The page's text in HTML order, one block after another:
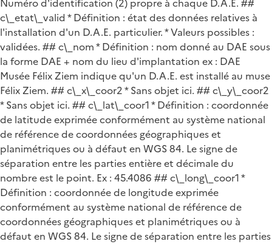
c\_etat\_valid * Définition : état des données relatives à
l'installation d'un D.A.E. particulier. * Valeurs possibles :
validées. ## c\_nom * Définition : nom donné au DAE sous
la forme DAE + nom du lieu d'implantation ex : DAE
Musée Félix Ziem indique qu'un D.A.E. est installé au muse
Félix Ziem. ## c\_x\_coor2 * Sans objet ici. ## c\_y\_coor2
* Sans objet ici. ## c\_lat\_coor1 * Définition : coordonnée
de latitude exprimée conformément au système national
de référence de coordonnées géographiques et
planimétriques ou à défaut en WGS 84. Le signe de
séparation entre les parties entière et décimale du
nombre est le point. Ex : 45.4086 ## c\_long\_coor1 *
Définition : coordonnée de longitude exprimée
conformément au système national de référence de
coordonnées géographiques et planimétriques ou à
défaut en WGS 84. Le signe de séparation entre les parties